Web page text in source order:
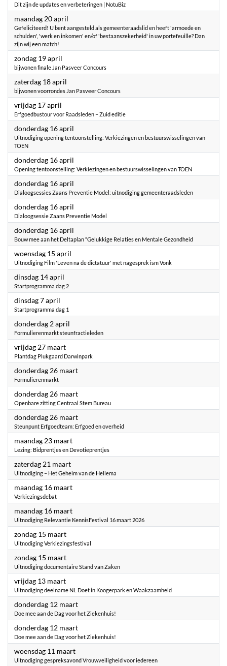
Dit zijn de updates en verbeteringen | NotuBiz
maandag 20 april
Gefeliciteerd! U bent aangesteld als gemeenteraadslid en heeft 'armoede en
schulden', 'werk en inkomen' en/of 'bestaanszekerheid' in uw portefeuille? Dan
zijn wij een match!
zondag 19 april
bijwonen finale Jan Pasveer Concours
zaterdag 18 april
bijwonen voorrondes Jan Pasveer Concours
vrijdag 17 april
Erfgoedbustour voor Raadsleden – Zuid editie
donderdag 16 april
Uitnodiging opening tentoonstelling: Verkiezingen en bestuurswisselingen van
TOEN
donderdag 16 april
Opening tentoonstelling: Verkiezingen en bestuurswisselingen van TOEN
donderdag 16 april
Dialoogsessies Zaans Preventie Model: uitnodiging gemeenteraadsleden
donderdag 16 april
Dialoogsessie Zaans Preventie Model
donderdag 16 april
Bouw mee aan het Deltaplan “Gelukkige Relaties en Mentale Gezondheid
woensdag 15 april
Uitnodiging Film 'Leven na de dictatuur' met nagesprek ism Vonk
dinsdag 14 april
Startprogramma dag 2
dinsdag 7 april
Startprogramma dag 1
donderdag 2 april
Formulierenmarkt steunfractieleden
vrijdag 27 maart2026
Plantdag Plukgaard Darwinpark
donderdag 26 maart2026
Formulierenmarkt
donderdag 26 maart2026
Openbare zitting Centraal Stem Bureau
donderdag 26 maart2026
Steunpunt Erfgoedteam: Erfgoed en overheid
maandag 23 maart2026
Lezing: Bidprentjes en Devotieprentjes
zaterdag 21 maart2026
Uitnodiging – Het Geheim van de Hellema
maandag 16 maart2026
Verkiezingsdebat
maandag 16 maart2026
Uitnodiging Relevantie KennisFestival 16 maart 2026
zondag 15 maart2026
Uitnodiging Verkiezingsfestival
zondag 15 maart2026
Uitnodiging documentaire Stand van Zaken
vrijdag 13 maart2026
Uitnodiging deelname NL Doet in Koogerpark en Waakzaamheid
donderdag 12 maart2026
Doe mee aan de Dag voor het Ziekenhuis!
donderdag 12 maart2026
Doe mee aan de Dag voor het Ziekenhuis!
woensdag 11 maart2026
Uitnodiging gespreksavond Vrouwveiligheid voor iedereen